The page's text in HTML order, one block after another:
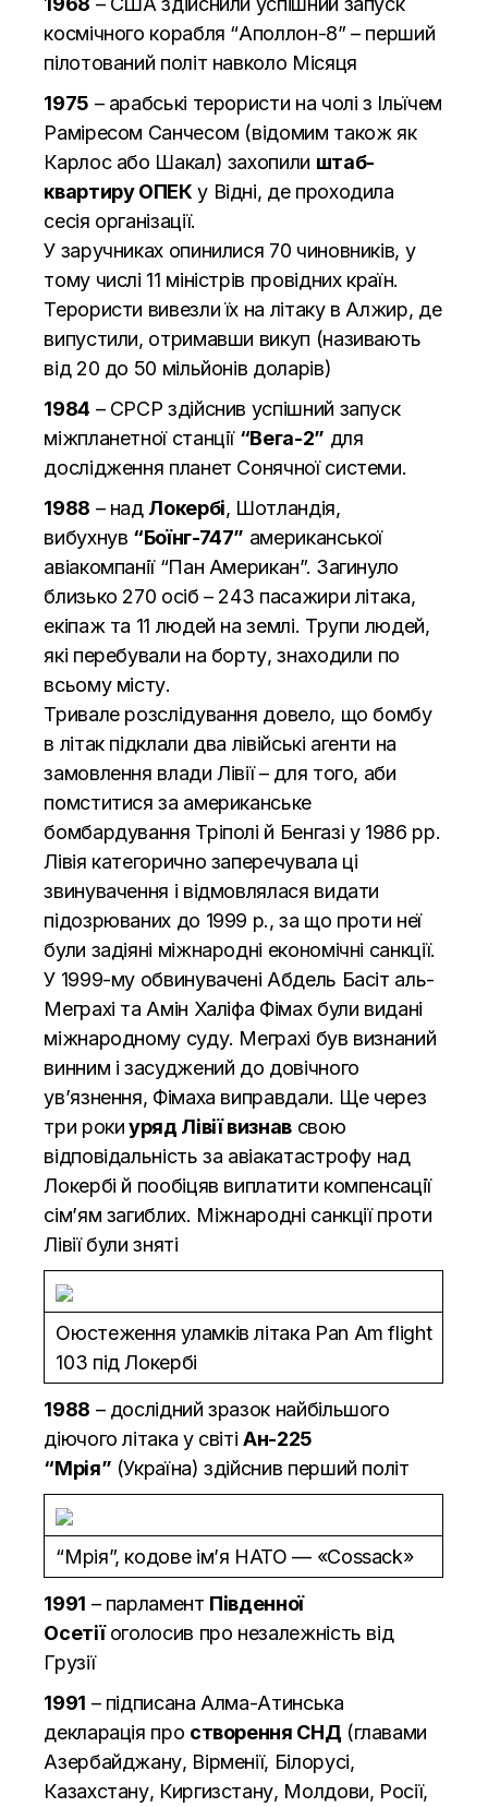
космічного корабля “Аполлон-8” – перший
пілотований політ навколо Місяця
1975 – арабські терористи на чолі з Ільїчем
Раміресом Санчесом (відомим також як
Карлос або Шакал) захопили штаб-
квартиру ОПЕК у Відні, де проходила
сесія організації.
У заручниках опинилися 70 чиновників, у
тому числі 11 міністрів провідних країн.
Терористи вивезли їх на літаку в Алжир, де
випустили, отримавши викуп (називають
від 20 до 50 мільйонів доларів)
1984 – СРСР здійснив успішний запуск
міжпланетної станції “Вега-2” для
дослідження планет Сонячної системи.
1988 – над Локербі, Шотландія,
вибухнув “Боїнг-747” американської
авіакомпанії “Пан Американ”. Загинуло
близько 270 осіб – 243 пасажири літака,
екіпаж та 11 людей на землі. Трупи людей,
які перебували на борту, знаходили по
всьому місту.
Тривале розслідування довело, що бомбу
в літак підклали два лівійські агенти на
замовлення влади Лівії – для того, аби
помститися за американське
бомбардування Тріполі й Бенгазі у 1986 рр.
Лівія категорично заперечувала ці
звинувачення і відмовлялася видати
підозрюваних до 1999 р., за що проти неї
були задіяні міжнародні економічні санкції.
У 1999-му обвинувачені Абдель Басіт аль-
Меграхі та Амін Халіфа Фімах були видані
міжнародному суду. Меграхі був визнаний
винним і засуджений до довічного
ув’язнення, Фімаха виправдали. Ще через
три рокиуряд Лівії визнавсвою
відповідальність за авіакатастрофу над
Локербі й пообіцяв виплатити компенсації
сім’ям загиблих. Міжнародні санкції проти
Лівії були зняті
Оюстеження уламків літака Pan Am flight
103 під Локербі
1988 – дослідний зразок найбільшого
діючого літака у світіАн-225
“Мрія” (Україна) здійснив перший політ
“Мрія”, кодове ім’я НАТО — «Cossack»
1991 – парламент Південної
Осетіїоголосив про незалежність від
Грузії
1991 – підписана Алма-Атинська
декларація про створення СНД (главами
Азербайджану, Вірменії, Білорусі,
Казахстану, Киргизстану, Молдови, Росії,